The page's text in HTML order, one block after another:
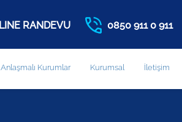
RANDEVU 0850 911 0 911
Anlaşmalı Kurumlar Kurumsal İletişim